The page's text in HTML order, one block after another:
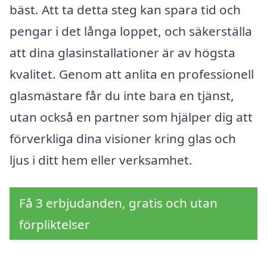
bäst. Att ta detta steg kan spara tid och
pengar i det långa loppet, och säkerställa
att dina glasinstallationer är av högsta
kvalitet. Genom att anlita en professionell
glasmästare får du inte bara en tjänst,
utan också en partner som hjälper dig att
förverkliga dina visioner kring glas och
ljus i ditt hem eller verksamhet.
Få 3 erbjudanden, gratis och utan
förpliktelser